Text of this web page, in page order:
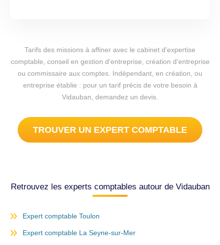
Tarifs des missions à affiner avec le cabinet d'expertise
comptable, conseil en gestion d'entreprise, création d'entreprise
ou commissaire aux comptes. Indépendant, en création, ou
entreprise établie : pour un tarif précis de votre besoin à
Vidauban, demandez un devis.
TROUVER UN EXPERT COMPTABLE
Retrouvez les experts comptables autour de Vidauban
Expert comptable Toulon
Expert comptable La Seyne-sur-Mer